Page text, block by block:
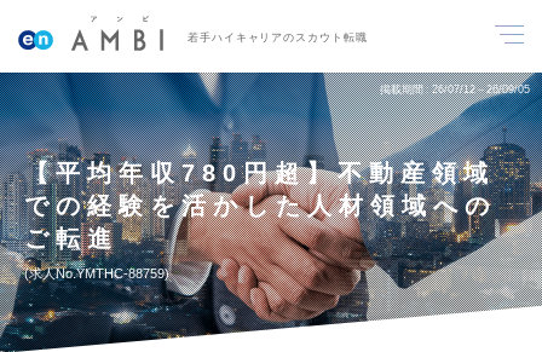
若手ハイキャリアのスカウト転職
掲載期間 26/07/12～26/09/05
【平均年収780円超】不動産領域
での経験を活かした人材領域への
ご転進
求人No.YMTHC-88759